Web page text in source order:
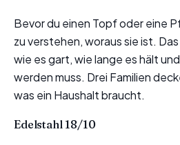
Bevor du einen Topf oder eine
zu verstehen, woraus sie ist.
wie es gart, wie lange es hält
werden muss. Drei Familien
was ein Haushalt braucht.
Edelstahl 18/10